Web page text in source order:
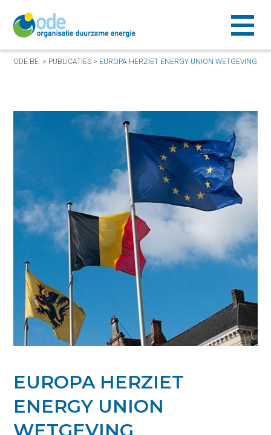
ODE.BE > PUBLICATIES > EUROPA HERZIET ENERGY UNION WETGEVING
EUROPA HERZIET
ENERGY UNION
WETGEVING